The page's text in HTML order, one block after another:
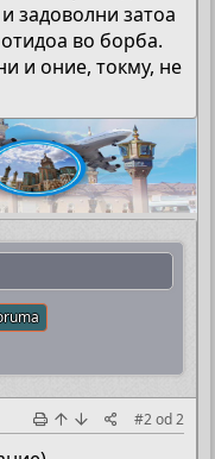
задоволни затоа
во борба.
и оние, токму, не
#2od2